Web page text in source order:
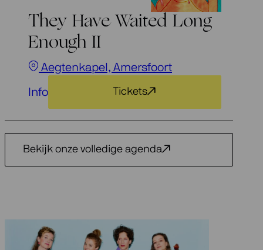
They Have Waited Long
Enough II
Aegtenkapel, Amersfoort
Info Tickets
Bekijk onze volledige agenda